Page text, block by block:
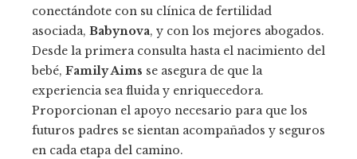
conectándote con su clínica de fertilidad
asociada, Babynova, y con los mejores abogados.
Desde la primera consulta hasta el nacimiento del
bebé, Family Aims se asegura de que la
experiencia sea fluida y enriquecedora.
Proporcionan el apoyo necesario para que los
futuros padres se sientan acompañados y seguros
en cada etapa del camino.